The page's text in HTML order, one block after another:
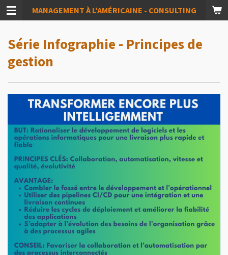
Passer
au
principal
MANAGEMENT À L'AMÉRICAINE - CONSULTING
Série Infographie - Principes de
gestion